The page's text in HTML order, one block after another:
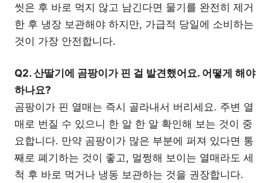
씻은 후 바로 먹지 않고 남긴다면 물기를 완전히 제거
한 후 냉장 보관해야 하지만, 가급적 당일에 소비하는
것이 가장 안전합니다.
Q2. 산딸기에 곰팡이가 핀 걸 발견했어요. 어떻게 해야
하나요?
곰팡이가 핀 열매는 즉시 골라내서 버리세요. 주변 열
매로 번질 수 있으니 한 알 한 알 확인해 보는 것이 중
요합니다. 만약 곰팡이가 많은 부분에 퍼져 있다면 통
째로 폐기하는 것이 좋고, 멀쩡해 보이는 열매라도 세
척 후 바로 먹거나 냉동 보관하는 것을 권장합니다.